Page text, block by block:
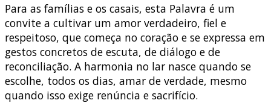
Para as famílias e os casais, esta Palavra é um
convite a cultivar um amor verdadeiro, fiel e
respeitoso, que começa no coração e se expressa em
gestos concretos de escuta, de diálogo e de
reconciliação. A harmonia no lar nasce quando se
escolhe, todos os dias, amar de verdade, mesmo
quando isso exige renúncia e sacrifício.